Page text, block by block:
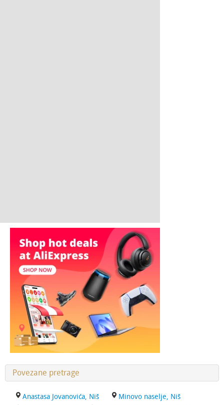
Povezane pretrage
Anastasa Jovanovića, Niš
Minovo naselje, Niš